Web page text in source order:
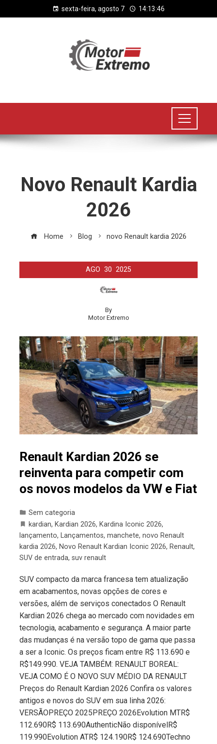
sexta-feira, agosto 7 14:13:46
Novo Renault Kardia
2026
Home Blog novo Renault kardia 2026
AGO 30 2025
By
Motor Extremo
Renault Kardian 2026 se
reinventa para competir com
os novos modelos da VW e Fiat
Sem categoria
kardian, Kardian 2026, Kardina Iconic 2026,
lançamento, Lançamentos, manchete, novo Renault
kardia 2026, Novo Renault Kardian Iconic 2026, Renault,
SUV de entrada, suv renault
SUV compacto da marca francesa tem atualização
em acabamentos, novas opções de cores e
versões, além de serviços conectados O Renault
Kardian 2026 chega ao mercado com novidades em
tecnologia, acabamento e segurança. A maior parte
das mudanças é na versão topo de gama que passa
a ser a Iconic. Os preços ficam entre R$ 113.690 e
R$149.990. VEJA TAMBÉM: RENAULT BOREAL:
VEJA COMO É O NOVO SUV MÉDIO DA RENAULT
Preços do Renault Kardian 2026 Confira os valores
antigos e novos do SUV em sua linha 2026:
VERSÃOPREÇO 2025PREÇO 2026Evolution MTR$
112.690R$ 113.690AuthenticNão disponívelR$
119.990Evolution ATR$ 124.190R$ 124.690Techno